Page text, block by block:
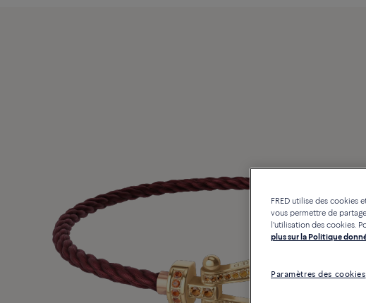
FRED utilise des cookies
vous permettre de
l'utilisation des cookies.
plus sur la Politique
Paramètres des cookies